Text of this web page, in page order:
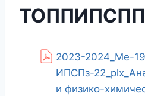
2023-2024_Ме-
ИПСПз-
и физико-